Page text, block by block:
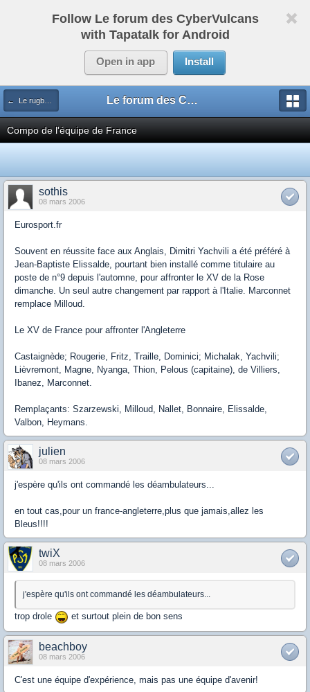
Follow Le forum des CyberVulcans
with Tapatalk for Android
Open in app Install
← Le rugby international Le forum des CyberVulcans
Compo de l'équipe de France
sothis
08 mars 2006
Eurosport.fr
Souvent en réussite face aux Anglais, Dimitri Yachvili a été préféré à
Jean-Baptiste Elissalde, pourtant bien installé comme titulaire au
poste de n°9 depuis l'automne, pour affronter le XV de la Rose
dimanche. Un seul autre changement par rapport à l'Italie. Marconnet
remplace Milloud.
Le XV de France pour affronter l'Angleterre
Castaignède; Rougerie, Fritz, Traille, Dominici; Michalak, Yachvili;
Lièvremont, Magne, Nyanga, Thion, Pelous (capitaine), de Villiers,
Ibanez, Marconnet.
Remplaçants: Szarzewski, Milloud, Nallet, Bonnaire, Elissalde,
Valbon, Heymans.
julien
08 mars 2006
j'espère qu'ils ont commandé les déambulateurs...
en tout cas,pour un france-angleterre,plus que jamais,allez les
Bleus!!!!
twiX
08 mars 2006
j'espère qu'ils ont commandé les déambulateurs...
trop drole et surtout plein de bon sens
beachboy
08 mars 2006
C'est une équipe d'expérience, mais pas une équipe d'avenir!